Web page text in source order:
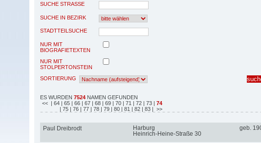
SUCHE STRASSE
SUCHE IN BEZIRK
STADTTEILSUCHE
NUR MIT
BIOGRAFIETEXTEN
NUR MIT
STOLPERTONSTEIN
SORTIERUNG
ES WURDEN 7524 NAMEN GEFUNDEN
<< | 64 | 65 | 66 | 67 | 68 | 69 | 70 | 71 | 72 | 73 | 74
| 75 | 76 | 77 | 78 | 79 | 80 | 81 | 82 | 83 | >>
Paul Dreibrodt
Harburg
Heinrich-Heine-Straße 30
geb.